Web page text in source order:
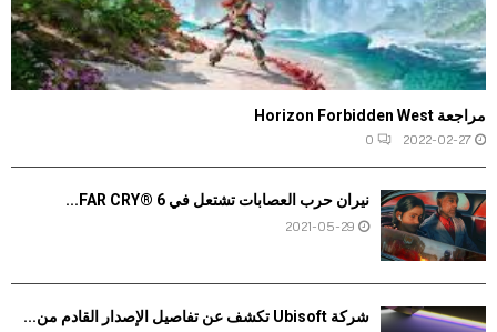
مراجعة Horizon Forbidden West
2022-02-27
0
نيران حرب العصابات تشتعل في FAR CRY® 6...
2021-05-29
شركة Ubisoft تكشف عن تفاصيل الإصدار القادم من...